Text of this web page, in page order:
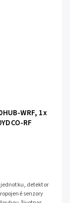
WRF, 1x
RF
jednotku, detektor
senzory